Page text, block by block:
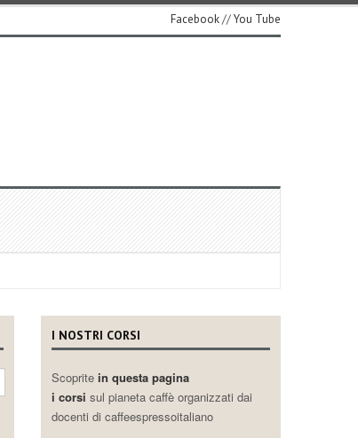
Facebook//You Tube
I NOSTRI CORSI
Scoprite in questa pagina
i corsi sul pianeta caffè organizzati dai
docenti di caffeespressoitaliano